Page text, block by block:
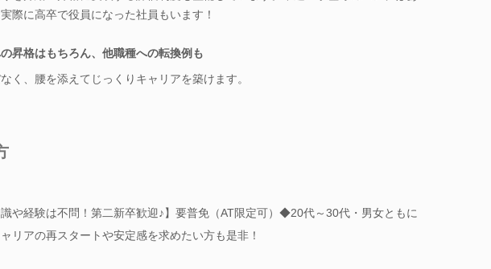
際に高卒で役員になった社員もいます！
昇格はもちろん、他職種への転換例も
く、腰を添えてじっくりキャリアを築けます。
識や経験は不問！第二新卒歓迎♪】要普免（AT限定可）◆20代～30代・男女ともに
リアの再スタートや安定感を求めたい方も是非！